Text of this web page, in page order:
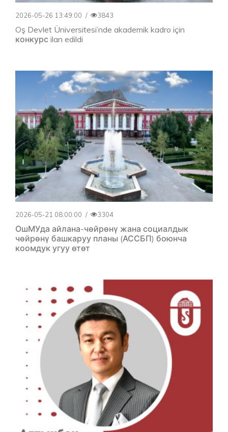
2026-05-26 13:49:00 / 3843
Oş Devlet Üniversitesi’nde akademik kadro için
конкурс ilan edildi
2026-05-21 08:00:00 / 3304
ОшМУда айлана-чөйрөнү жана социалдык
чөйрөнү башкаруу планы (АССБП) боюнча
коомдук угуу өтөт